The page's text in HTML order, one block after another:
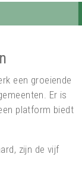
een groeiende
Er is
platform biedt
zijn de vijf